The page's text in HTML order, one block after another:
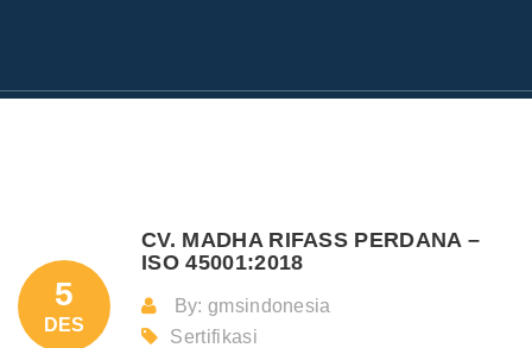
5
DES
CV. MADHA RIFASS PERDANA –
ISO 45001:2018
By: gmsindonesia
Sertifikasi